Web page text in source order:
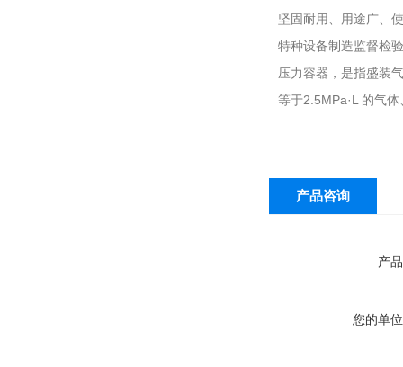
坚固耐用、用途广、
特种设备制造监督检
压力容器，是指盛装
等于2.5MPa·L 的气
产品咨询
产
您的单